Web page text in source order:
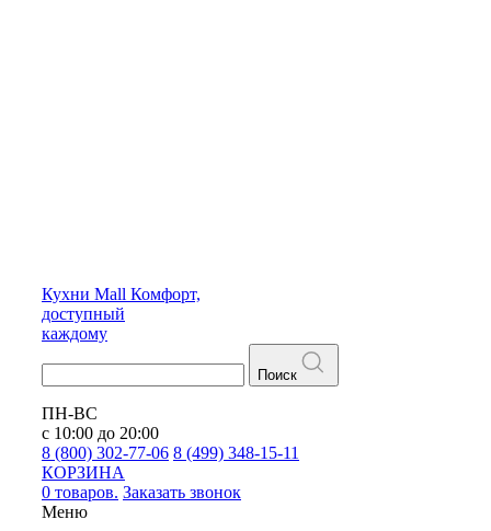
Кухни Mall Комфорт,
доступный
каждому
Поиск
ПН-ВС
с 10:00 до 20:00
8 (800) 302-77-06 8 (499) 348-15-11
КОРЗИНА
0 товаров. Заказать звонок
Меню